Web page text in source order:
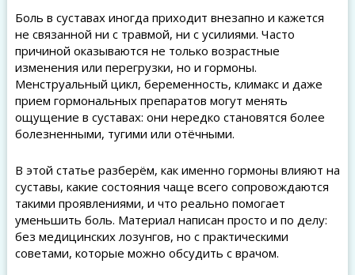
Боль в суставах иногда приходит внезапно и кажется
не связанной ни с травмой, ни с усилиями. Часто
причиной оказываются не только возрастные
изменения или перегрузки, но и гормоны.
Менструальный цикл, беременность, климакс и даже
прием гормональных препаратов могут менять
ощущение в суставах: они нередко становятся более
болезненными, тугими или отёчными.
В этой статье разберём, как именно гормоны влияют на
суставы, какие состояния чаще всего сопровождаются
такими проявлениями, и что реально помогает
уменьшить боль. Материал написан просто и по делу:
без медицинских лозунгов, но с практическими
советами, которые можно обсудить с врачом.